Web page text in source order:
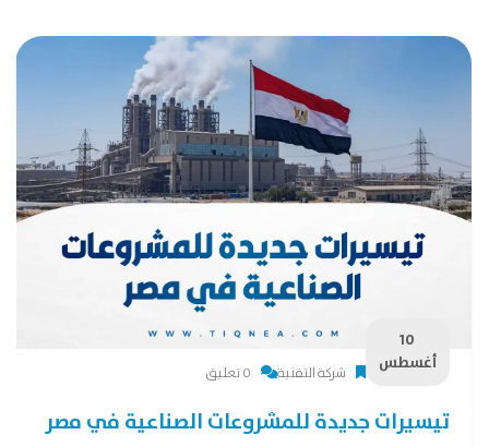
10
أغسطس
شركة التقنية 0 تعليق
تيسيرات جديدة للمشروعات الصناعية في مصر